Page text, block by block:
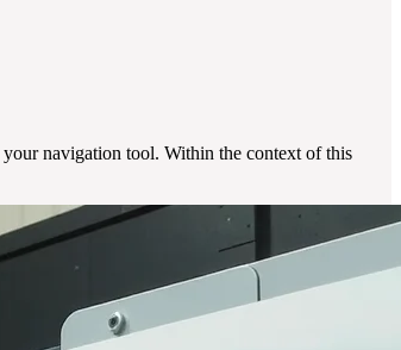
navigation tool. Within the context of this